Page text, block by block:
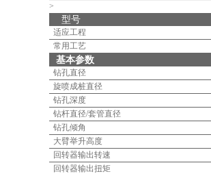
>
型号
适应工程
常用工艺
基本参数
钻孔直径
旋喷成桩直径
钻孔深度
钻杆直径/套管直径
钻孔倾角
大臂举升高度
回转器输出转速
回转器输出扭矩